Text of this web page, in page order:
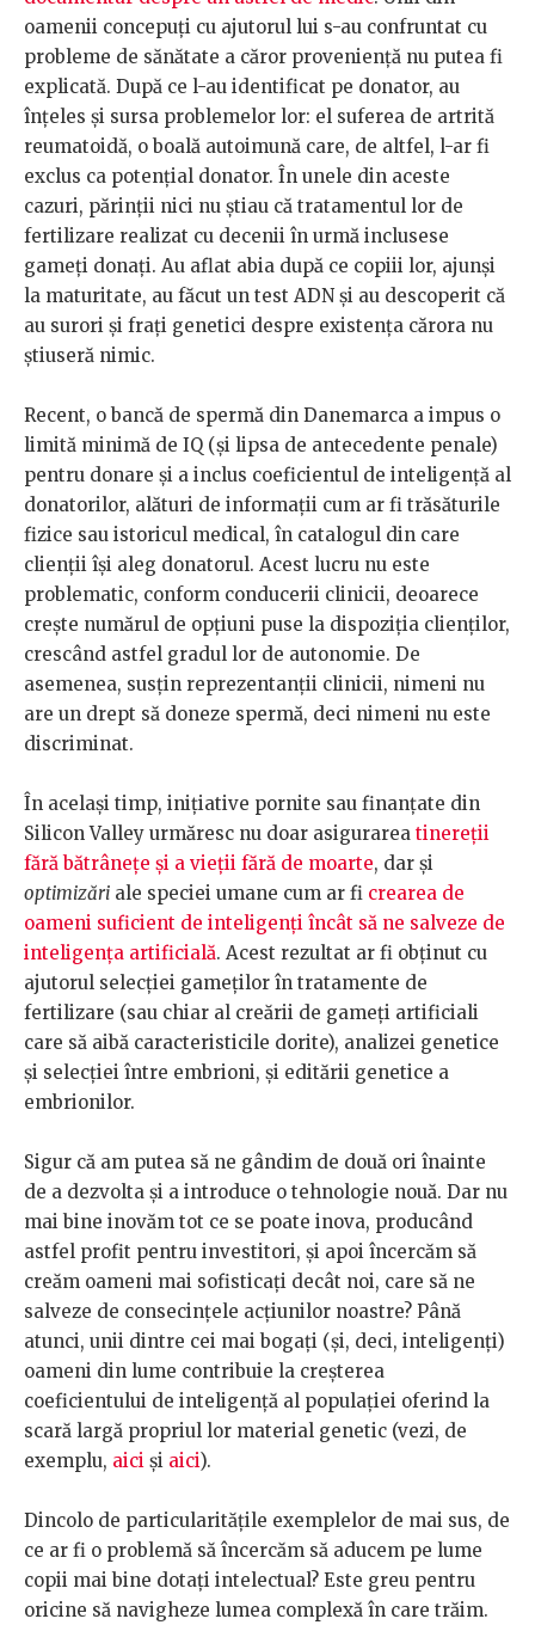
oamenii concepuți cu ajutorul lui s-au confruntat cu
probleme de sănătate a căror proveniență nu putea fi
explicată. După ce l-au identificat pe donator, au
înțeles și sursa problemelor lor: el suferea de artrită
reumatoidă, o boală autoimună care, de altfel, l-ar fi
exclus ca potențial donator. În unele din aceste
cazuri, părinții nici nu știau că tratamentul lor de
fertilizare realizat cu decenii în urmă inclusese
gameți donați. Au aflat abia după ce copiii lor, ajunși
la maturitate, au făcut un test ADN și au descoperit că
au surori și frați genetici despre existența cărora nu
știuseră nimic.
Recent, o bancă de spermă din Danemarca a impus o
limită minimă de IQ (și lipsa de antecedente penale)
pentru donare și a inclus coeficientul de inteligență al
donatorilor, alături de informații cum ar fi trăsăturile
fizice sau istoricul medical, în catalogul din care
clienții își aleg donatorul. Acest lucru nu este
problematic, conform conducerii clinicii, deoarece
crește numărul de opțiuni puse la dispoziția clienților,
crescând astfel gradul lor de autonomie. De
asemenea, susțin reprezentanții clinicii, nimeni nu
are un drept să doneze spermă, deci nimeni nu este
discriminat.
În același timp, inițiative pornite sau finanțate din
Silicon Valley urmăresc nu doar asigurarea tinereții
fără bătrânețe și a vieții fără de moarte, dar și
optimizări ale speciei umane cum ar fi crearea de
oameni suficient de inteligenți încât să ne salveze de
inteligența artificială. Acest rezultat ar fi obținut cu
ajutorul selecției gameților în tratamente de
fertilizare (sau chiar al creării de gameți artificiali
care să aibă caracteristicile dorite), analizei genetice
și selecției între embrioni, și editării genetice a
embrionilor.
Sigur că am putea să ne gândim de două ori înainte
de a dezvolta și a introduce o tehnologie nouă. Dar nu
mai bine inovăm tot ce se poate inova, producând
astfel profit pentru investitori, și apoi încercăm să
creăm oameni mai sofisticați decât noi, care să ne
salveze de consecințele acțiunilor noastre? Până
atunci, unii dintre cei mai bogați (și, deci, inteligenți)
oameni din lume contribuie la creșterea
coeficientului de inteligență al populației oferind la
scară largă propriul lor material genetic (vezi, de
exemplu, aici și aici).
Dincolo de particularitățile exemplelor de mai sus, de
ce ar fi o problemă să încercăm să aducem pe lume
copii mai bine dotați intelectual? Este greu pentru
oricine să navigheze lumea complexă în care trăim.